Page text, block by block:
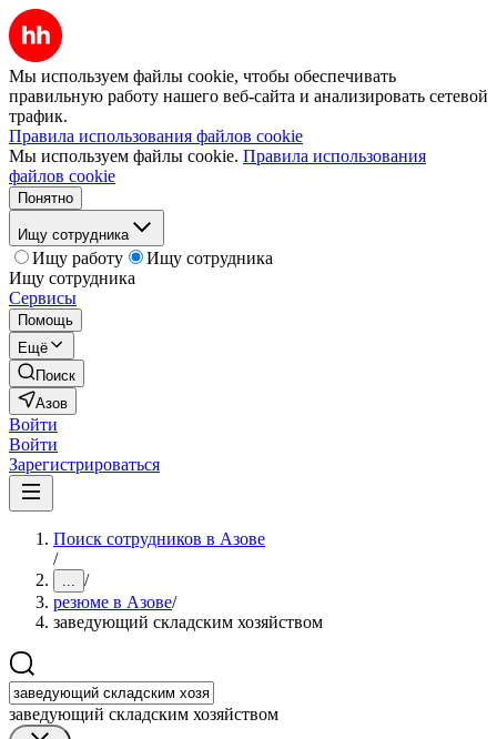
Мы используем файлы cookie, чтобы обеспечивать
правильную работу нашего веб-сайта и анализировать сетевой
трафик.
Правила использования файлов cookie
Мы используем файлы cookie. Правила использования
файлов cookie
Понятно
Ищу сотрудника
Ищу работу
Ищу сотрудника
Ищу сотрудника
Сервисы
Помощь
Ещё
Поиск
Азов
Войти
Войти
Зарегистрироваться
Поиск сотрудников в Азове
/
... /
резюме в Азове/
заведующий складским хозяйством
заведующий складским хозяйством